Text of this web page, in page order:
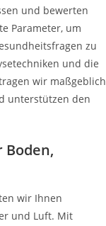
und bewerten
Parameter, um
zu
und die
wir maßgeblich
unterstützen den
Boden,
wir Ihnen
und Luft. Mit